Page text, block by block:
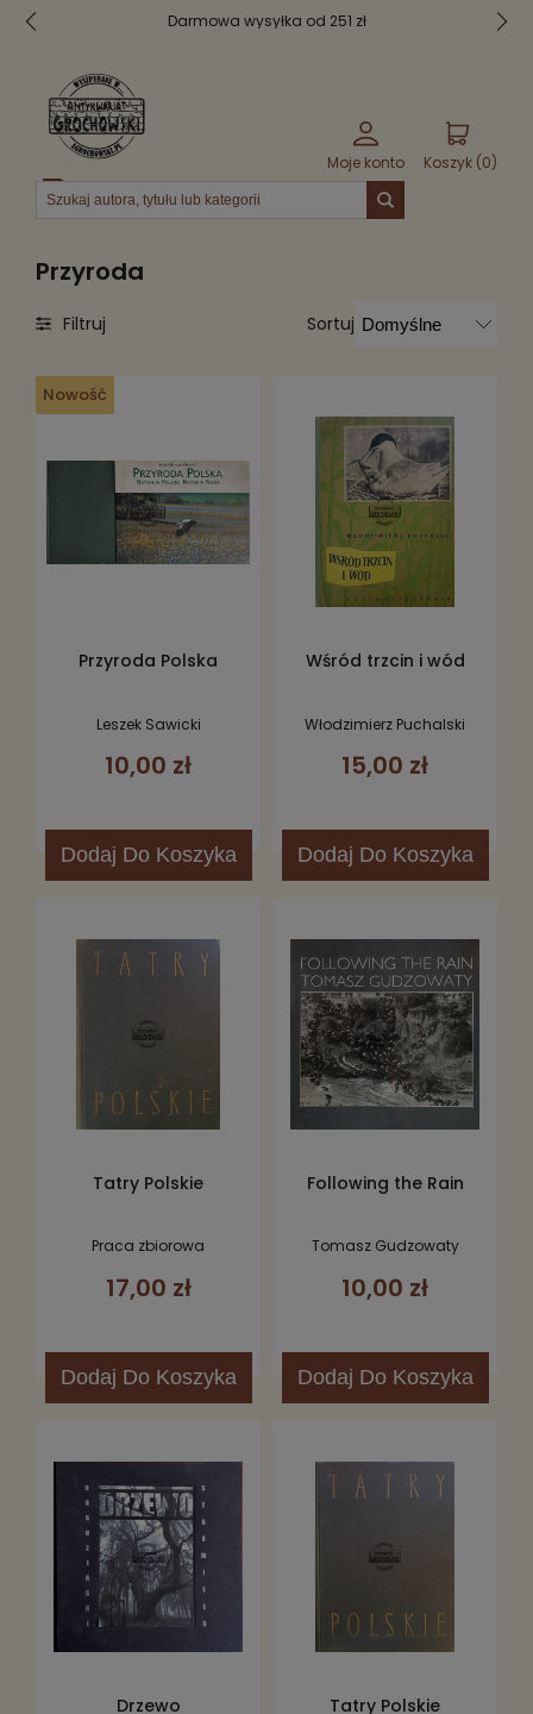
Darmowa wysyłka od 251 zł
Moje konto Koszyk (0)
Menu
Przyroda
Sortuj
Filtruj
Przyroda Polska
Leszek Sawicki
10,00 zł
Dodaj Do Koszyka
Nowość
Wśród trzcin i wód
Włodzimierz Puchalski
15,00 zł
Dodaj Do Koszyka
Tatry Polskie
Praca zbiorowa
17,00 zł
Dodaj Do Koszyka
Following the Rain
Tomasz Gudzowaty
10,00 zł
Dodaj Do Koszyka
Drzewo Tatry Polskie